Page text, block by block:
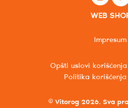
WEB
© Vitorog 2026. Sva
Opšti uslovi
Politika
Impresum